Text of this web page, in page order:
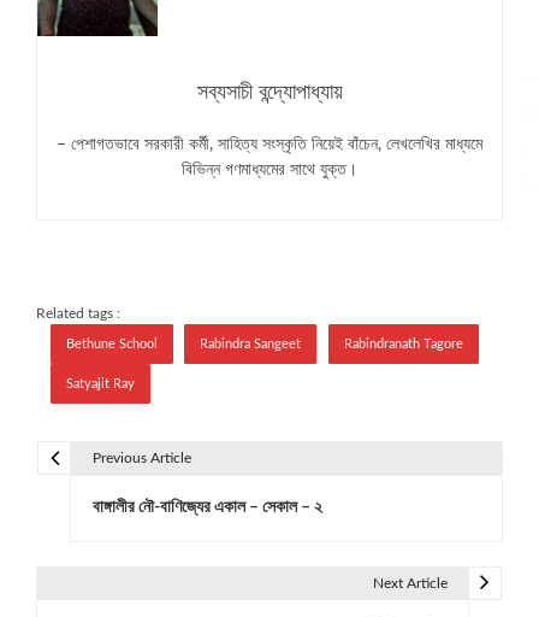
সব্যসাচী বন্দ্যোপাধ্যায়
– পেশাগতভাবে সরকারী কর্মী, সাহিত্য সংস্কৃতি নিয়েই বাঁচেন, লেখলেখির মাধ্যমে
বিভিন্ন গণমাধ্যমের সাথে যুক্ত।
Related tags :
Bethune School Rabindra Sangeet Rabindranath Tagore
Satyajit Ray
Previous Article
বাঙ্গালীর নৌ-বাণিজ্যের একাল – সেকাল – ২
Next Article